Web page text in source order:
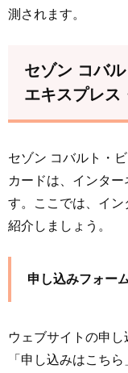
測されます。
セゾン コバ
エキスプレス
セゾン コバルト・
カードは、インタ
す。ここでは、イ
紹介しましょう。
申し込みフォー
ウェブサイトの申
「申し込みはこち